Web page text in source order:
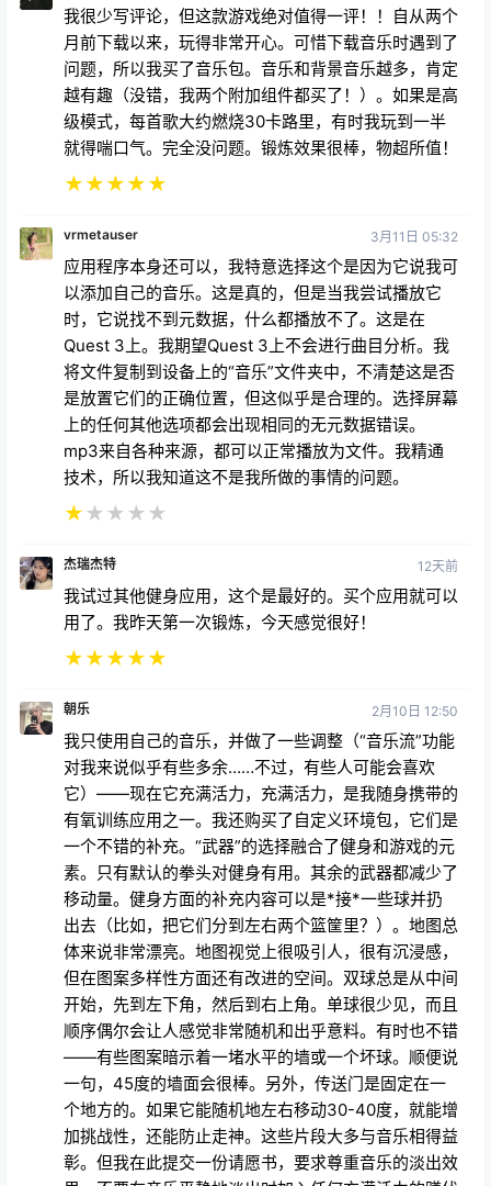
我很少写评论，但这款游戏绝对值得一评！！自从两个
月前下载以来，玩得非常开心。可惜下载音乐时遇到了
问题，所以我买了音乐包。音乐和背景音乐越多，肯定
越有趣（没错，我两个附加组件都买了！）。如果是高
级模式，每首歌大约燃烧30卡路里，有时我玩到一半
就得喘口气。完全没问题。锻炼效果很棒，物超所值！
★★★★★
vrmetauser 3月11日 05:32
应用程序本身还可以，我特意选择这个是因为它说我可
以添加自己的音乐。这是真的，但是当我尝试播放它
时，它说找不到元数据，什么都播放不了。这是在
Quest 3上。我期望Quest 3上不会进行曲目分析。我
将文件复制到设备上的“音乐”文件夹中，不清楚这是否
是放置它们的正确位置，但这似乎是合理的。选择屏幕
上的任何其他选项都会出现相同的无元数据错误。
mp3来自各种来源，都可以正常播放为文件。我精通
技术，所以我知道这不是我所做的事情的问题。
★★ ★ ★ ★
杰瑞杰特 12天前
我试过其他健身应用，这个是最好的。买个应用就可以
用了。我昨天第一次锻炼，今天感觉很好！
★★★★★
朝乐 2月10日 12:50
我只使用自己的音乐，并做了一些调整（“音乐流”功能
对我来说似乎有些多余……不过，有些人可能会喜欢
它）——现在它充满活力，充满活力，是我随身携带的
有氧训练应用之一。我还购买了自定义环境包，它们是
一个不错的补充。“武器”的选择融合了健身和游戏的元
素。只有默认的拳头对健身有用。其余的武器都减少了
移动量。健身方面的补充内容可以是*接*一些球并扔
出去（比如，把它们分到左右两个篮筐里？）。地图总
体来说非常漂亮。地图视觉上很吸引人，很有沉浸感，
但在图案多样性方面还有改进的空间。双球总是从中间
开始，先到左下角，然后到右上角。单球很少见，而且
顺序偶尔会让人感觉非常随机和出乎意料。有时也不错
——有些图案暗示着一堵水平的墙或一个坏球。顺便说
一句，45度的墙面会很棒。另外，传送门是固定在一
个地方的。如果它能随机地左右移动30-40度，就能增
加挑战性，还能防止走神。这些片段大多与音乐相得益
彰。但我在此提交一份请愿书，要求尊重音乐的淡出效